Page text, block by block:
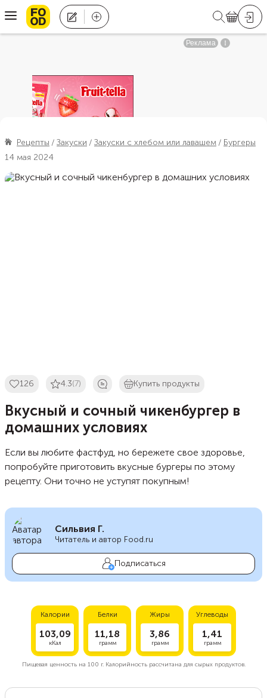
Рецепты Закуски Закуски с хлебом или лавашем
Бургеры
14 мая 2024
126 4.3(7) Купить продукты
Вкусный и сочный чикенбургер в
домашних условиях
Если вы любите фастфуд, но бережете свое здоровье,
попробуйте приготовить вкусные бургеры по этому
рецепту. Они точно не уступят покупным!
Сильвия Г.
Читатель и автор Food.ru
Подписаться
Калории
103,09
кКал
Белки
11,18
грамм
Жиры
3,86
грамм
Углеводы
1,41
грамм
Пищевая ценность на 100 г.Калорийность рассчитана для сырых продуктов.